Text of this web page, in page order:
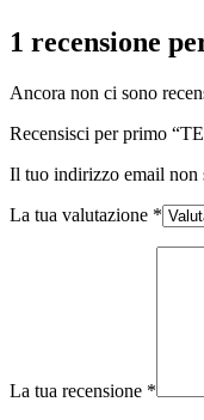
1 recensione
Ancora non ci sono
Recensisci per primo
Il tuo indirizzo email non
La tua valutazione *
La tua recensione *